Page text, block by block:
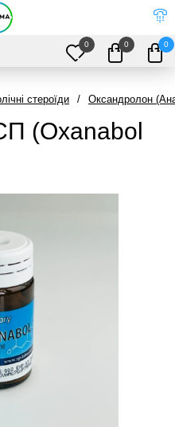
0 0 0
стероїди / Оксандролон
(Oxanabol